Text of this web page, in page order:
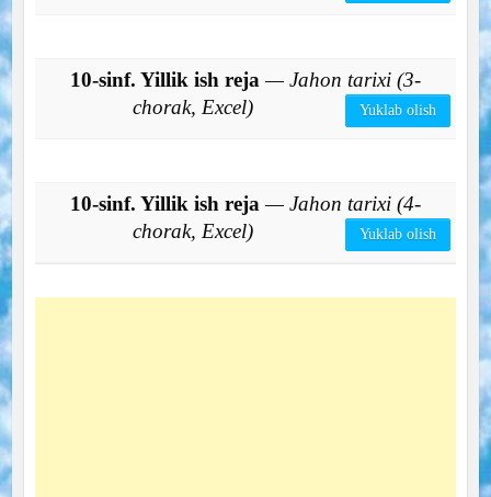
10-sinf. Yillik ish reja — Jahon tarixi (3-
chorak, Excel)
Yuklab olish
10-sinf. Yillik ish reja — Jahon tarixi (4-
chorak, Excel)
Yuklab olish